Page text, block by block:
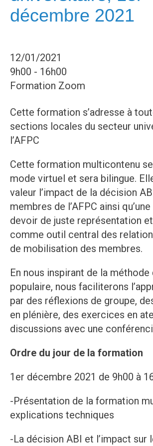
décembre 2021
12/01/2021
9h00 - 16h00
Formation Zoom
Cette formation s’adresse à
sections locales du secteur
l’AFPC
Cette formation multicontenu
mode virtuel et sera bilingue.
valeur l’impact de la décision
membres de l’AFPC ainsi
devoir de juste représentation
comme outil central des
de mobilisation des membres.
En nous inspirant de la méthode
populaire, nous faciliterons
par des réflexions de groupe,
en plénière, des exercices en
discussions avec une
Ordre du jour de la formation
1er décembre 2021 de 9h00 à
-Présentation de la formation
explications techniques
-La décision ABI et l’impact sur